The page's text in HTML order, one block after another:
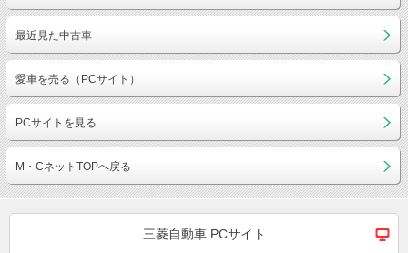
最近見た中古車
愛車を売る（PCサイト）
PCサイトを見る
M・CネットTOPへ戻る
三菱自動車 PCサイト